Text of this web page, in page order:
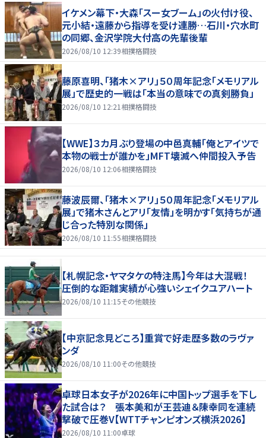
イケメン幕下・大森「スー女ブーム」の火付け役、
元小結・遠藤から指導を受け連勝…石川・穴水町
の同郷、金沢学院大付高の先輩後輩
2026/08/10 12:39相撲格闘技
藤原喜明、「猪木×アリ」５０周年記念「メモリアル
展」で歴史的一戦は「本当の意味での真剣勝負」
2026/08/10 12:21 相撲格闘技
【WWE】３カ月ぶり登場の中邑真輔「俺とアイツで
本物の戦士が誰かを」MFT壊滅へ仲間投入予告
2026/08/10 12:06相撲格闘技
藤波辰爾、「猪木×アリ」５０周年記念「メモリアル
展」で猪木さんとアリ「友情」を明かす「気持ちが通
じ合った特別な関係」
2026/08/10 11:55相撲格闘技
【札幌記念・ヤマタケの特注馬】今年は大混戦！
圧倒的な距離実績が心強いシェイクユアハート
2026/08/10 11:15その他競技
【中京記念見どころ】重賞で好走歴多数のラヴァ
ンダ
2026/08/10 11:00その他競技
卓球日本女子が2026年に中国トップ選手を下し
た試合は？ 張本美和が王芸迪＆陳幸同を連続
撃破で圧巻V【WTTチャンピオンズ横浜2026】
2026/08/10 11:00卓球